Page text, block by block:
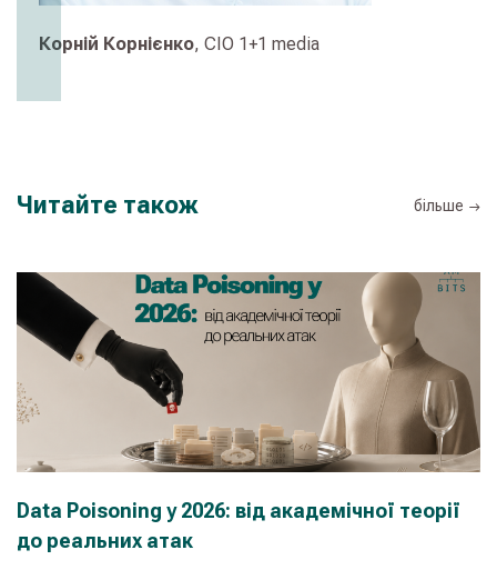
Корній Корнієнко, CIO 1+1 media
Читайте також більше
Data Poisoning у 2026: від академічної теорії
до реальних атак